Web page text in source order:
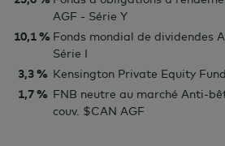
AGF - Série Y
10,1 % Fonds mondial de dividendes
Série I
3,3 % Kensington Private Equity
1,7 % FNB neutre au marché Anti-
couv. $CAN AGF